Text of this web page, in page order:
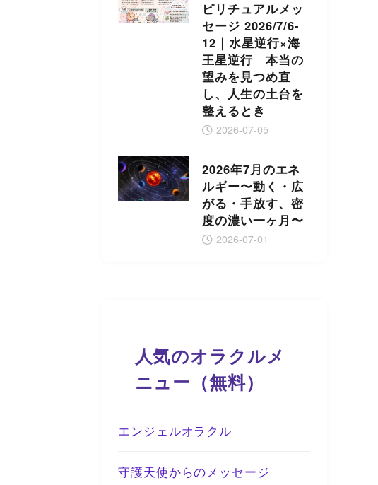
ピリチュアルメッ
セージ 2026/7/6-
12｜水星逆行×海
王星逆行 本当の
望みを見つめ直
し、人生の土台を
整えるとき
2026-07-05
2026年7月のエネ
ルギー〜動く・広
がる・手放す、密
度の濃い一ヶ月〜
2026-07-01
人気のオラクルメ
ニュー（無料）
エンジェルオラクル
守護天使からのメッセージ